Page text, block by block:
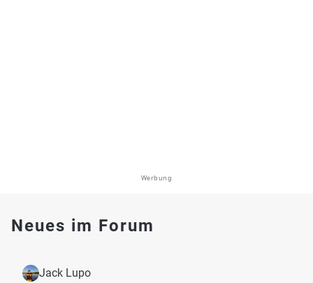
Werbung
Neues im Forum
Jack Lupo